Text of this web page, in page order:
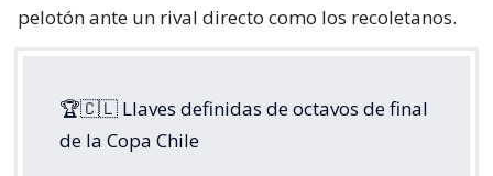
pelotón ante un rival directo como los recoletanos.
🏆🇨🇱 Llaves definidas de octavos de final
de la Copa Chile